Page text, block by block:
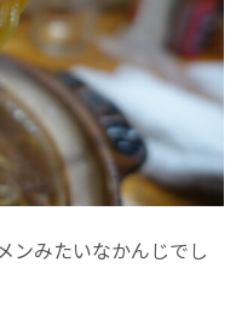
ンみたいなかんじでし